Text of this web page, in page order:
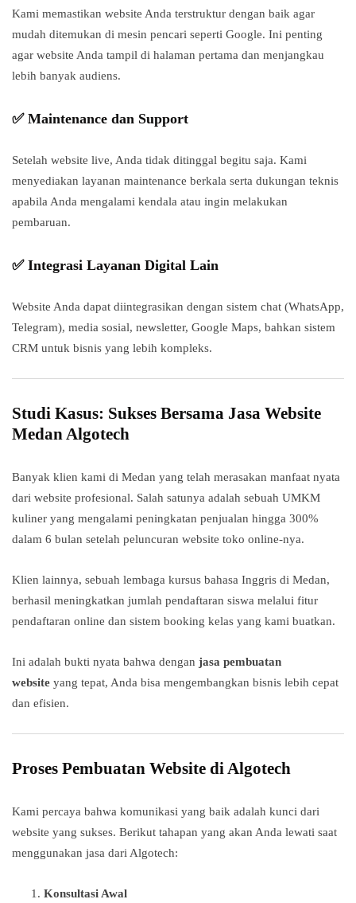
Kami memastikan website Anda terstruktur dengan baik agar
mudah ditemukan di mesin pencari seperti Google. Ini penting
agar website Anda tampil di halaman pertama dan menjangkau
lebih banyak audiens.
✅ Maintenance dan Support
Setelah website live, Anda tidak ditinggal begitu saja. Kami
menyediakan layanan maintenance berkala serta dukungan teknis
apabila Anda mengalami kendala atau ingin melakukan
pembaruan.
✅ Integrasi Layanan Digital Lain
Website Anda dapat diintegrasikan dengan sistem chat (WhatsApp,
Telegram), media sosial, newsletter, Google Maps, bahkan sistem
CRM untuk bisnis yang lebih kompleks.
Studi Kasus: Sukses Bersama Jasa Website
Medan Algotech
Banyak klien kami di Medan yang telah merasakan manfaat nyata
dari website profesional. Salah satunya adalah sebuah UMKM
kuliner yang mengalami peningkatan penjualan hingga 300%
dalam 6 bulan setelah peluncuran website toko online-nya.
Klien lainnya, sebuah lembaga kursus bahasa Inggris di Medan,
berhasil meningkatkan jumlah pendaftaran siswa melalui fitur
pendaftaran online dan sistem booking kelas yang kami buatkan.
Ini adalah bukti nyata bahwa dengan jasa pembuatan
website yang tepat, Anda bisa mengembangkan bisnis lebih cepat
dan efisien.
Proses Pembuatan Website di Algotech
Kami percaya bahwa komunikasi yang baik adalah kunci dari
website yang sukses. Berikut tahapan yang akan Anda lewati saat
menggunakan jasa dari Algotech:
Konsultasi Awal